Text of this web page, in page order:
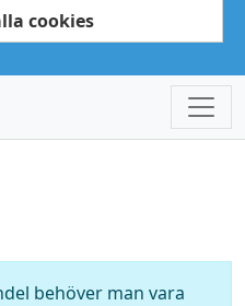
cookies
behöver man vara